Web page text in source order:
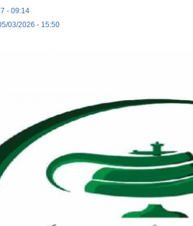
- 09:14
03/2026 - 15:50